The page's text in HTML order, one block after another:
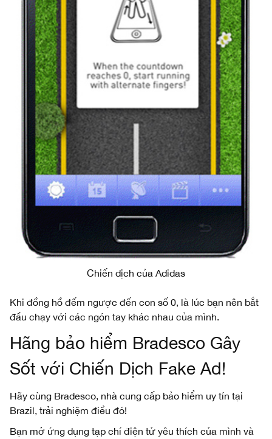
Chiến dịch của Adidas
Khi đồng hồ đếm ngược đến con số 0, là lúc bạn nên bắt
đầu chạy với các ngón tay khác nhau của mình.
Hãng bảo hiểm Bradesco Gây
Sốt với Chiến Dịch Fake Ad!
Hãy cùng Bradesco, nhà cung cấp bảo hiểm uy tín tại
Brazil, trải nghiệm điều đó!
Bạn mở ứng dụng tạp chí điện tử yêu thích của mình và